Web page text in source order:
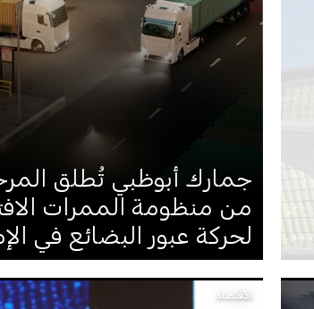
جمارك أبوظبي تُطلق
من منظومة الممرات
لحركة عبور البضائع في
الاقتصاد